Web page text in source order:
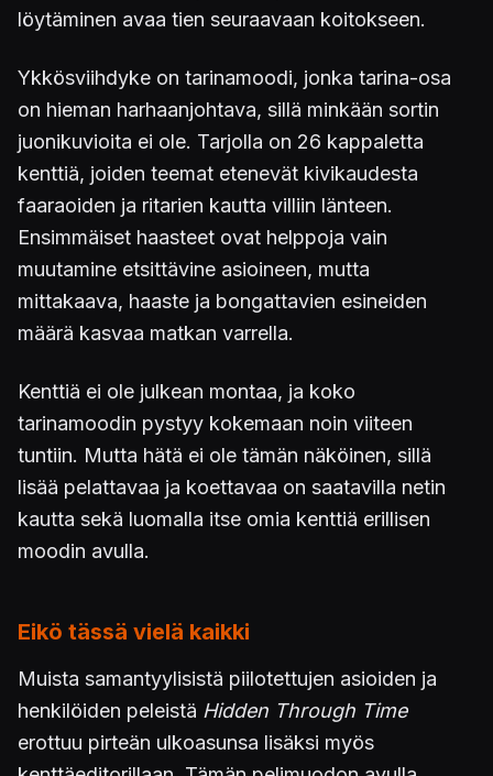
löytäminen avaa tien seuraavaan koitokseen.
Ykkösviihdyke on tarinamoodi, jonka tarina-osa
on hieman harhaanjohtava, sillä minkään sortin
juonikuvioita ei ole. Tarjolla on 26 kappaletta
kenttiä, joiden teemat etenevät kivikaudesta
faaraoiden ja ritarien kautta villiin länteen.
Ensimmäiset haasteet ovat helppoja vain
muutamine etsittävine asioineen, mutta
mittakaava, haaste ja bongattavien esineiden
määrä kasvaa matkan varrella.
Kenttiä ei ole julkean montaa, ja koko
tarinamoodin pystyy kokemaan noin viiteen
tuntiin. Mutta hätä ei ole tämän näköinen, sillä
lisää pelattavaa ja koettavaa on saatavilla netin
kautta sekä luomalla itse omia kenttiä erillisen
moodin avulla.
Eikö tässä vielä kaikki
Muista samantyylisistä piilotettujen asioiden ja
henkilöiden peleistä Hidden Through Time
erottuu pirteän ulkoasunsa lisäksi myös